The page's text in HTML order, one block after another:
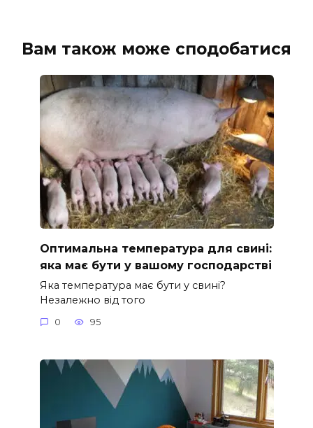
Вам також може сподобатися
Оптимальна температура для свині:
яка має бути у вашому господарстві
Яка температура має бути у свині?
Незалежно від того
0 95